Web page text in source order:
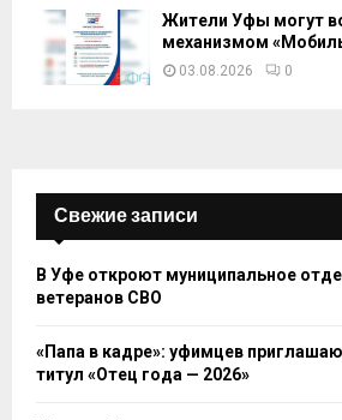
Жители Уфы могут
механизмом
03.08.2026 0
Свежие записи
В Уфе откроют муниципальное
ветеранов СВО
«Папа в кадре»: уфимцев
титул «Отец года — 2026»